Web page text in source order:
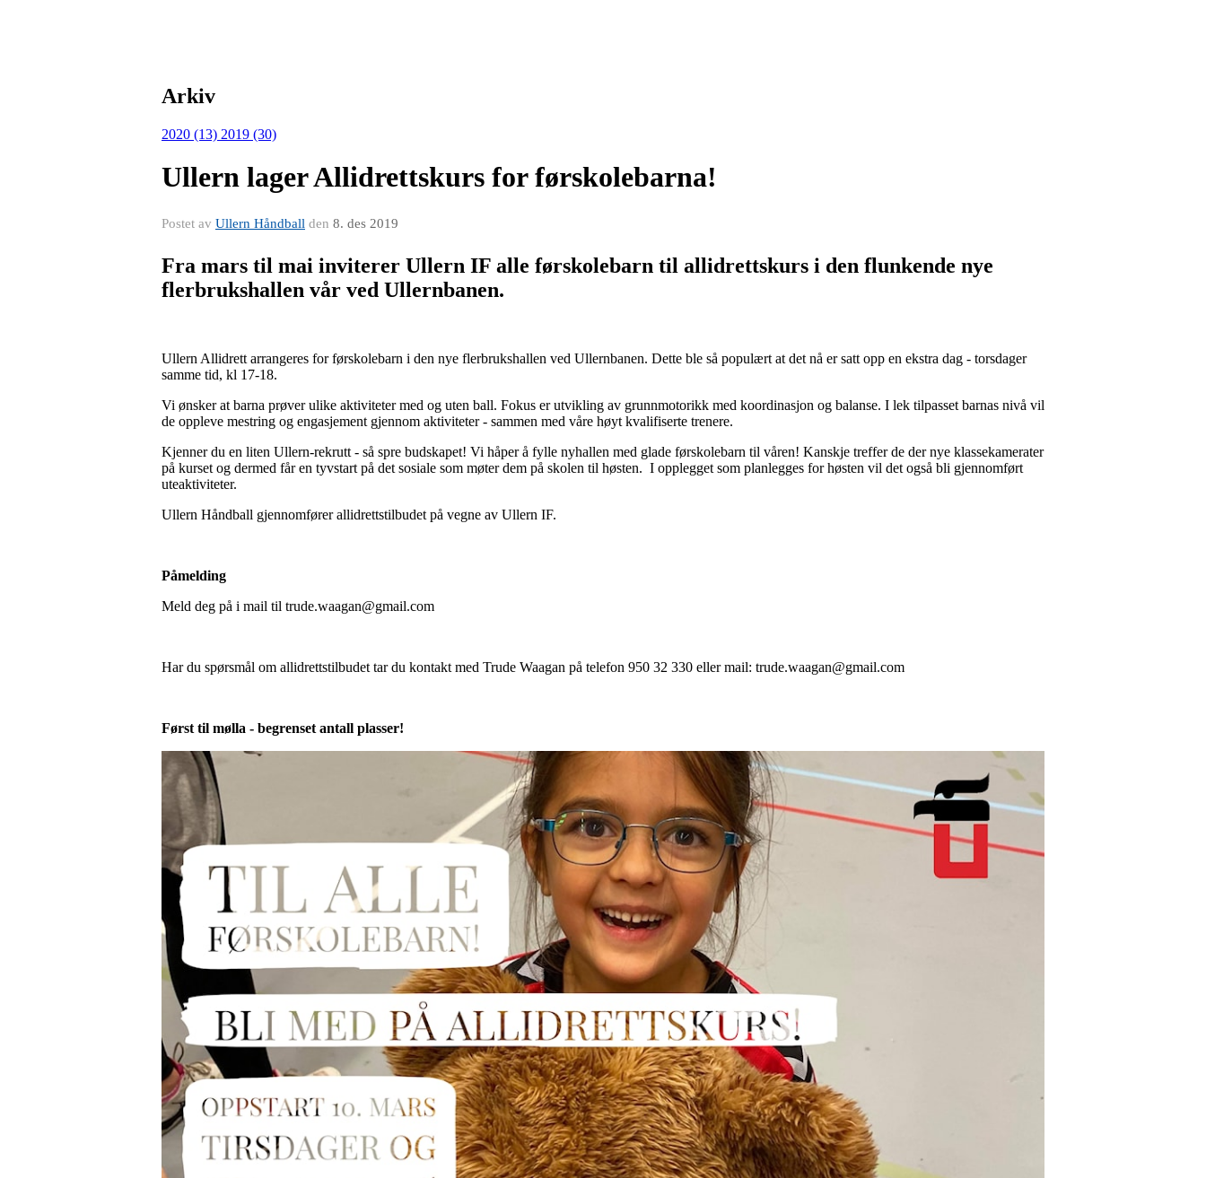
Arkiv
2020 (13) 2019 (30)
Ullern lager Allidrettskurs for førskolebarna!
Postet av Ullern Håndball den 8. des 2019
Fra mars til mai inviterer Ullern IF alle førskolebarn til allidrettskurs i den flunkende nye
flerbrukshallen vår ved Ullernbanen.
Ullern Allidrett arrangeres for førskolebarn i den nye flerbrukshallen ved Ullernbanen. Dette ble så populært at det nå er satt opp en ekstra dag - torsdager
samme tid, kl 17-18.
Vi ønsker at barna prøver ulike aktiviteter med og uten ball. Fokus er utvikling av grunnmotorikk med koordinasjon og balanse. I lek tilpasset barnas nivå vil
de oppleve mestring og engasjement gjennom aktiviteter - sammen med våre høyt kvalifiserte trenere.
Kjenner du en liten Ullern-rekrutt - så spre budskapet! Vi håper å fylle nyhallen med glade førskolebarn til våren! Kanskje treffer de der nye klassekamerater
på kurset og dermed får en tyvstart på det sosiale som møter dem på skolen til høsten. I opplegget som planlegges for høsten vil det også bli gjennomført
uteaktiviteter.
Ullern Håndball gjennomfører allidrettstilbudet på vegne av Ullern IF.
Påmelding
Meld deg på i mail til trude.waagan@gmail.com
Har du spørsmål om allidrettstilbudet tar du kontakt med Trude Waagan på telefon 950 32 330 eller mail: trude.waagan@gmail.com
Først til mølla - begrenset antall plasser!